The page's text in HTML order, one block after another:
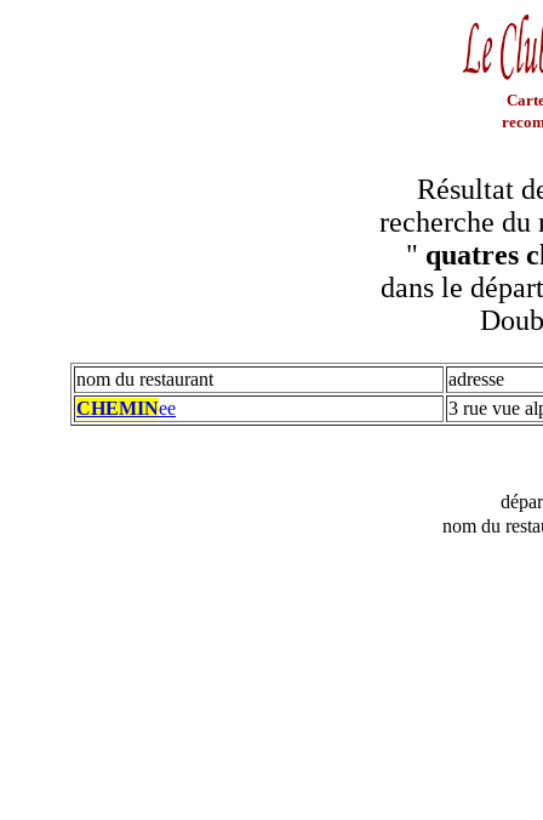
Résultat
recherche du
" quatres
dans le
nom du restaurant
adresse
CHEMINee 3 rue vue
nom du